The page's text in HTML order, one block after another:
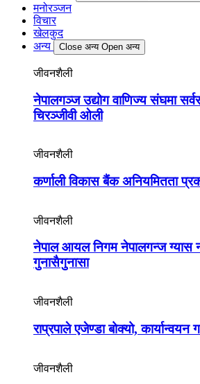
मनोरञ्जन
विचार
खेलकुद
अन्य
Close अन्य Open अन्य
जीवनशैली
नेपालगञ्ज उद्योग वाणिज्य संघमा
चिरञ्जीवी ओली
जीवनशैली
कर्णाली विकास बैंक अनियमितता
जीवनशैली
नेपाल आयल निगम नेपालगन्ज ग्यास
गुनासैगुनासा
जीवनशैली
राप्रपाले एजेण्डा बोक्यो,
जीवनशैली